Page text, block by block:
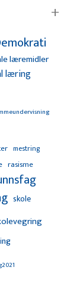
læremidler
læring
mestring
rasisme
skole